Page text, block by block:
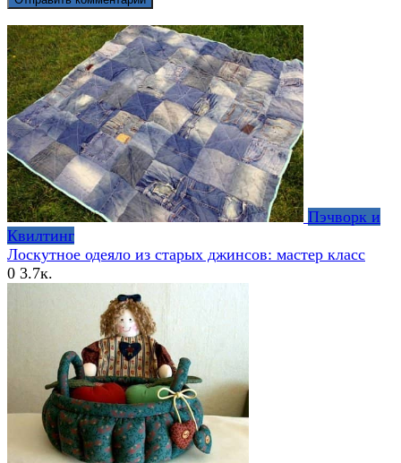
Пэчворк и
Квилтинг
Лоскутное одеяло из старых джинсов: мастер класс
0 3.7к.